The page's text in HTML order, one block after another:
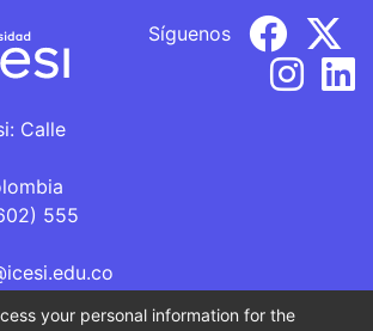
Calle
555
Síguenos
your personal information for the